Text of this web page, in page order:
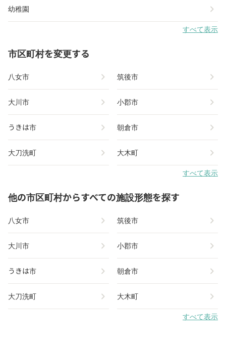
幼稚園 chevron_right
すべて表示
市区町村を変更する
八女市 chevron_right 筑後市 chevron_right
大川市 chevron_right 小郡市 chevron_right
うきは市 chevron_right 朝倉市 chevron_right
大刀洗町 chevron_right 大木町 chevron_right
すべて表示
他の市区町村からすべての施設形態を探す
八女市 chevron_right 筑後市 chevron_right
大川市 chevron_right 小郡市 chevron_right
うきは市 chevron_right 朝倉市 chevron_right
大刀洗町 chevron_right 大木町 chevron_right
すべて表示